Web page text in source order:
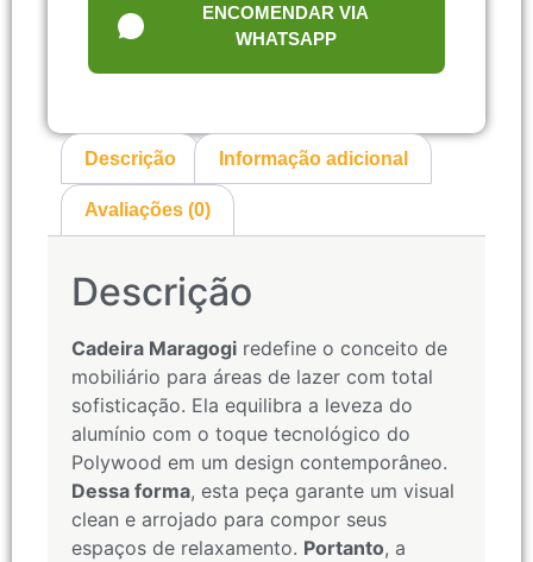
ENCOMENDAR VIA
WHATSAPP
Descrição Informação adicional
Avaliações (0)
Descrição
Cadeira Maragogi redefine o conceito de
mobiliário para áreas de lazer com total
sofisticação. Ela equilibra a leveza do
alumínio com o toque tecnológico do
Polywood em um design contemporâneo.
Dessa forma, esta peça garante um visual
clean e arrojado para compor seus
espaços de relaxamento. Portanto, a